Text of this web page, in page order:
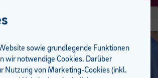
sowie grundlegende Funktionen
wir notwendige Cookies. Darüber
Nutzung von Marketing-Cookies (inkl.